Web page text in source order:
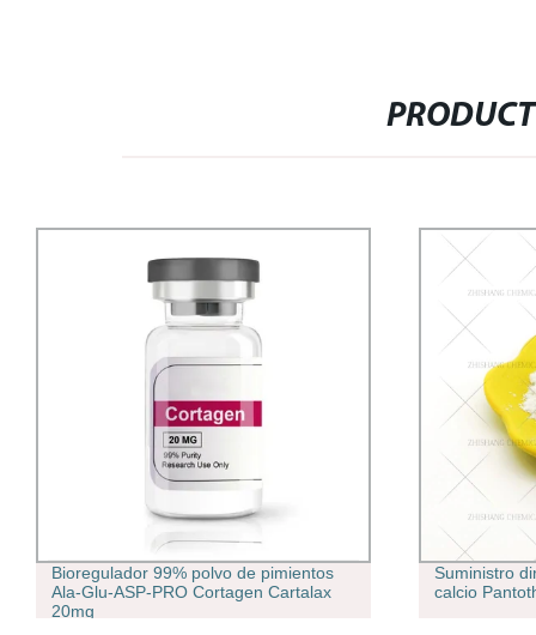
Bioregulador 99% polvo de pimientos
Ala-Glu-ASP-PRO Cortagen Cartalax
20mg
Suministro
calcio